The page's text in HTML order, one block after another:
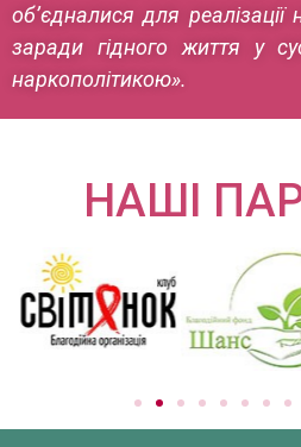
об’єдналися для
заради гідного життя у
наркополітикою».
НАШІ